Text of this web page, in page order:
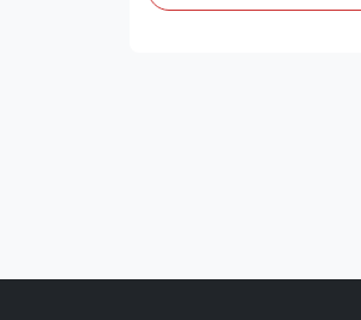
display case is open on all